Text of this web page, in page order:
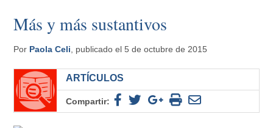
Más y más sustantivos
Por Paola Celi , publicado el 5 de octubre de 2015
ARTÍCULOS
Compartir: